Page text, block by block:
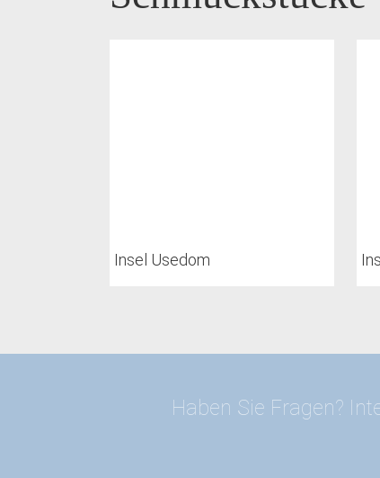
Insel Usedom
Haben Sie Fragen?